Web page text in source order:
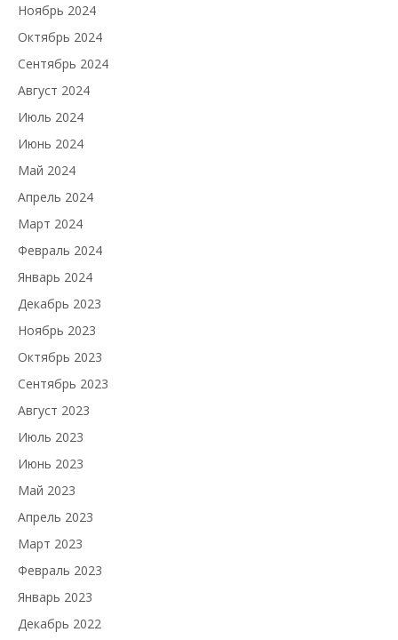
Ноябрь 2024
Октябрь 2024
Сентябрь 2024
Август 2024
Июль 2024
Июнь 2024
Май 2024
Апрель 2024
Март 2024
Февраль 2024
Январь 2024
Декабрь 2023
Ноябрь 2023
Октябрь 2023
Сентябрь 2023
Август 2023
Июль 2023
Июнь 2023
Май 2023
Апрель 2023
Март 2023
Февраль 2023
Январь 2023
Декабрь 2022